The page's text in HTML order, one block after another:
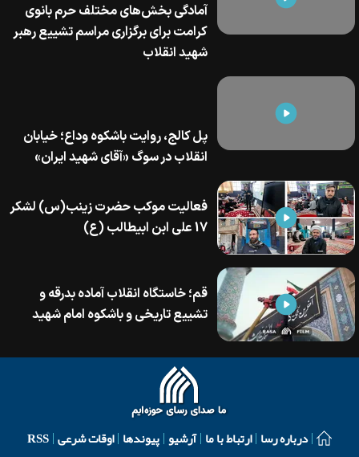
آمادگی بخش‌های مختلف حرم بانوی
کرامت برای برگزاری مراسم تشییع رهبر
شهید انقلاب
پل کالج، روایت باشکوه وداع؛ خیابان
انقلاب در سوگ «آقای شهید ایران»
فعالیت موکب حضرت زینب(س) لشکر
17 علی ابن ابیطالب (ع)
قم؛ خاستگاه انقلاب آماده بدرقه و
تشییع تاریخی و باشکوه امام شهید
درباره رسا ارتباط با ما آرشیو پیوندها اوقات شرعی RSS